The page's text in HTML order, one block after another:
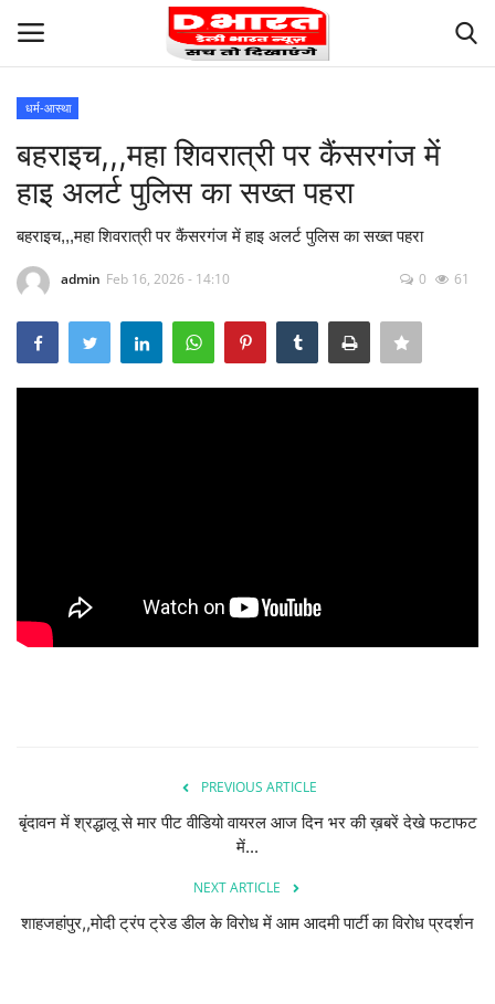
Terms and Conditions
Privacy
राजनीतिक
शिक्षा
Live TV
धर्म-आस्था
बहराइच,,,महा शिवरात्री पर कैंसरगंज में
हाइ अलर्ट पुलिस का सख्त पहरा
बहराइच,,,महा शिवरात्री पर कैंसरगंज में हाइ अलर्ट पुलिस का सख्त पहरा
admin Feb 16, 2026 - 14:10 0 61
PREVIOUS ARTICLE
बृंदावन में श्रद्धालू से मार पीट वीडियो वायरल आज दिन भर की ख़बरें देखे फटाफट
में...
NEXT ARTICLE
शाहजहांपुर,,मोदी ट्रंप ट्रेड डील के विरोध में आम आदमी पार्टी का विरोध प्रदर्शन